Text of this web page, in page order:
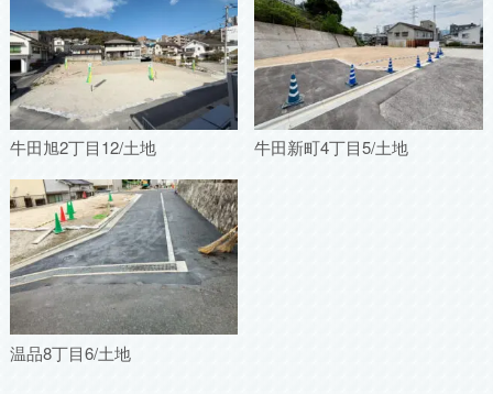
牛田旭2丁目12/土地 牛田新町4丁目5/土地
温品8丁目6/土地